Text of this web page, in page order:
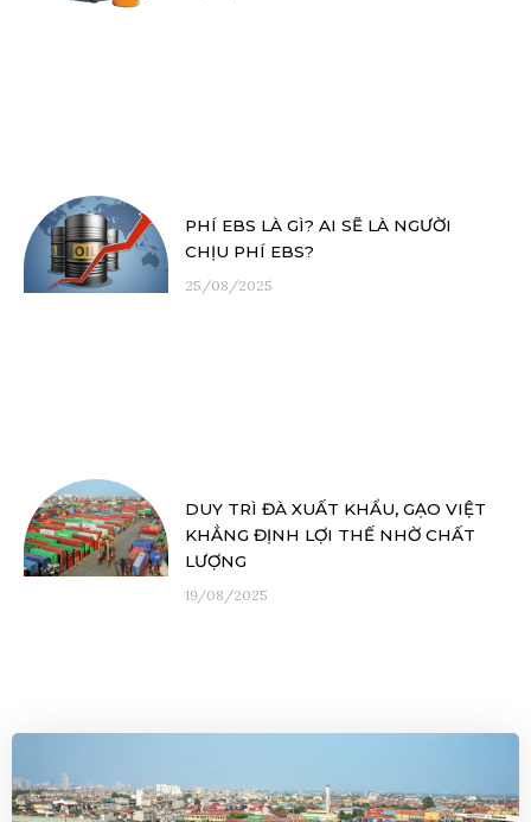
PHÍ EBS LÀ GÌ? AI SẼ LÀ NGƯỜI
CHỊU PHÍ EBS?
25/08/2025
DUY TRÌ ĐÀ XUẤT KHẨU, GẠO VIỆT
KHẲNG ĐỊNH LỢI THẾ NHỜ CHẤT
LƯỢNG
19/08/2025